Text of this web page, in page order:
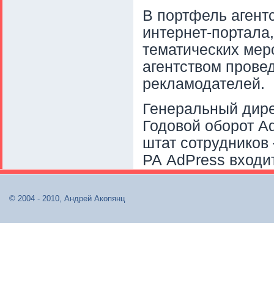
В портфель
интернет-
тематических
агентством
рекламодателей.
Генеральный
Годовой оборот
штат
РА AdPress
© 2004 - 2010, Андрей Акопянц